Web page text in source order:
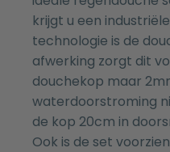
krijgt u een
technologie is de
afwerking zorgt dit
douchekop maar
waterdoorstroming
de kop 20cm in
Ook is de set